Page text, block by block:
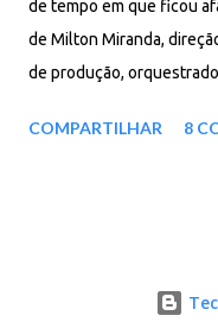
de tempo em que ficou
de Milton Miranda,
de produção,
Gonzaga. (Fonte: Forró
do Baião 06. Daquele
- REMASTERIZADO
COMPARTILHAR 8